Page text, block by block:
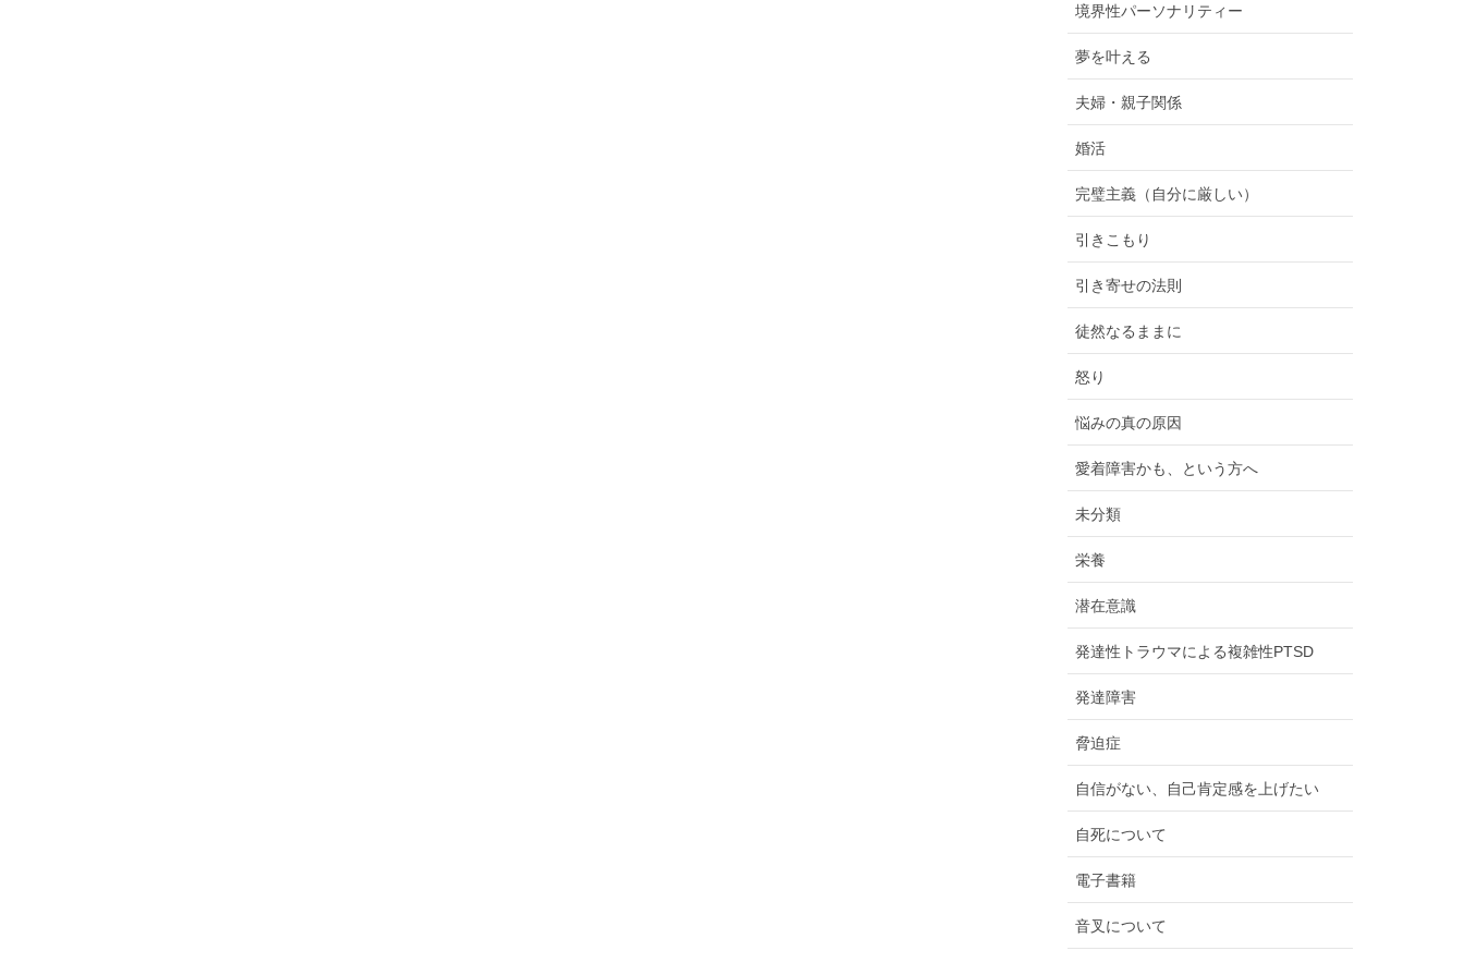
境界性パーソナリティー
夢を叶える
夫婦・親子関係
婚活
完璧主義（自分に厳しい）
引きこもり
引き寄せの法則
徒然なるままに
怒り
悩みの真の原因
愛着障害かも、という方へ
未分類
栄養
潜在意識
発達性トラウマによる複雑性PTSD
発達障害
脅迫症
自信がない、自己肯定感を上げたい
自死について
電子書籍
音叉について